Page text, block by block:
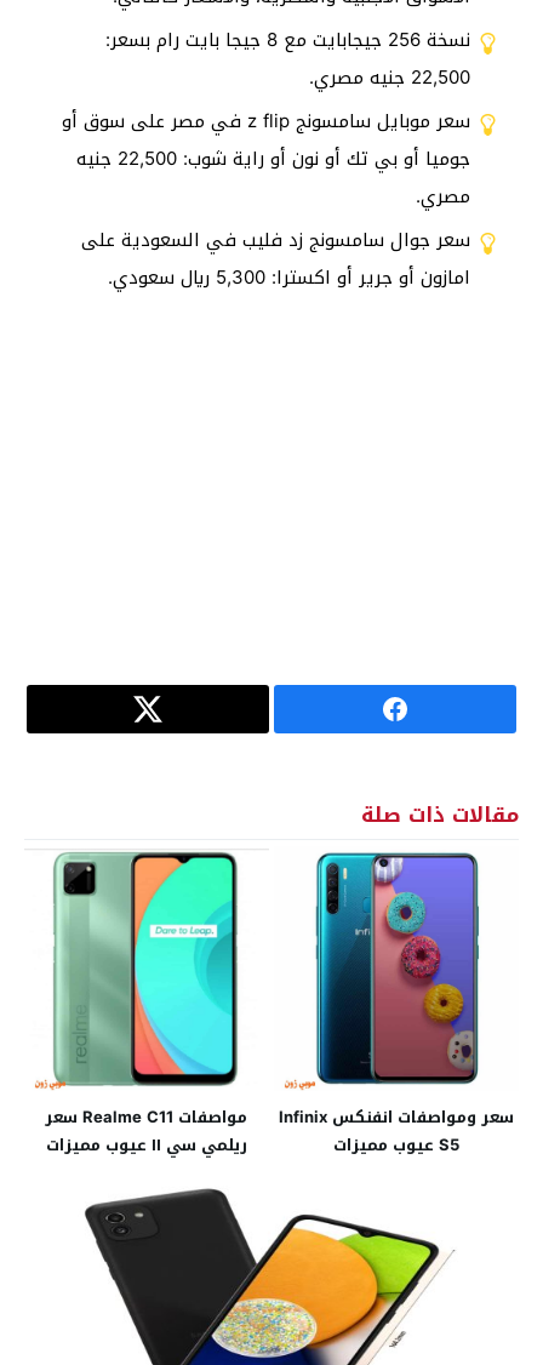
نسخة 256 جيجابايت مع 8 جيجا بايت رام بسعر:
22,500 جنيه مصري.
سعر موبايل سامسونج z flip في مصر على سوق أو
جوميا أو بي تك أو نون أو راية شوب: 22,500 جنيه
مصري.
سعر جوال سامسونج زد فليب في السعودية على
امازون أو جرير أو اكسترا: 5,300 ريال سعودي.
مقالات ذات صلة
سعر ومواصفات انفنكس Infinix
S5 عيوب مميزات
مواصفات Realme C11 سعر
ريلمي سي ١١ عيوب مميزات